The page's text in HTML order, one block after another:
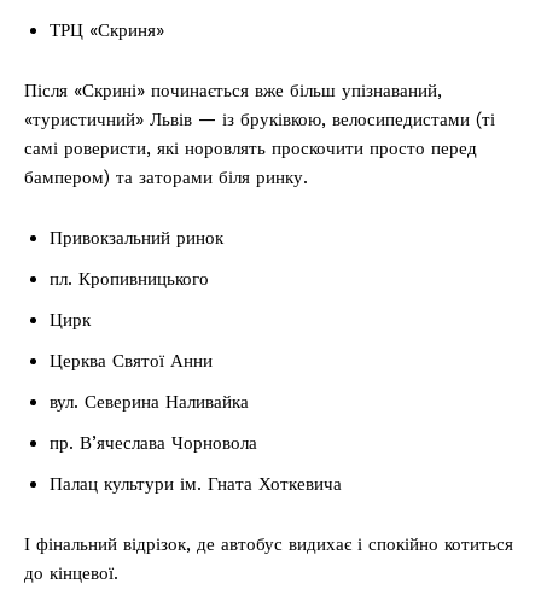
ТРЦ «Скриня»
Після «Скрині» починається вже більш упізнаваний,
«туристичний» Львів — із бруківкою, велосипедистами (ті
самі роверисти, які норовлять проскочити просто перед
бампером) та заторами біля ринку.
Привокзальний ринок
пл. Кропивницького
Цирк
Церква Святої Анни
вул. Северина Наливайка
пр. В’ячеслава Чорновола
Палац культури ім. Гната Хоткевича
І фінальний відрізок, де автобус видихає і спокійно котиться
до кінцевої.